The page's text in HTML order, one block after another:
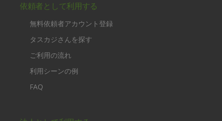
依頼者として利用する
無料依頼者アカウント登録
タスカジさんを探す
ご利用の流れ
利用シーンの例
FAQ